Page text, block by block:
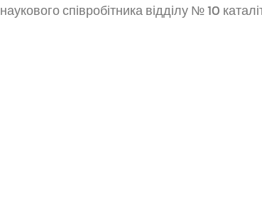
співробітника відділу № 10